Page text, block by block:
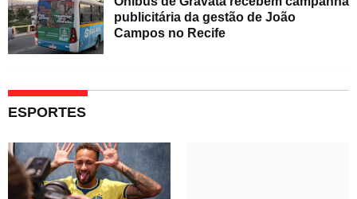
publicitária da gestão de João
Campos no Recife
ESPORTES